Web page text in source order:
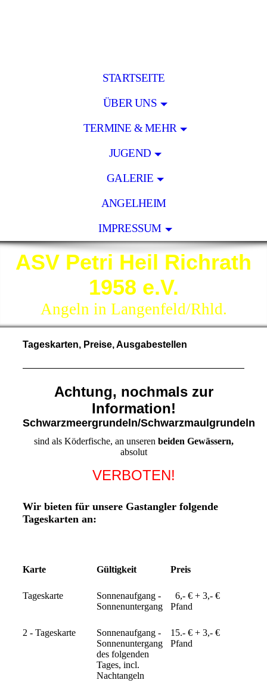
STARTSEITE
ÜBER UNS
TERMINE & MEHR
JUGEND
GALERIE
ANGELHEIM
IMPRESSUM
ASV Petri Heil Richrath
1958 e.V.
Angeln in Langenfeld/Rhld.
Tageskarten, Preise, Ausgabestellen
Achtung, nochmals zur
Information!
Schwarzmeergrundeln/Schwarzmaulgrundeln
sind als Köderfische, an unseren beiden Gewässern,
absolut
VERBOTEN!
Wir bieten für unsere Gastangler folgende
Tageskarten an:
Karte Gültigkeit Preis
Tageskarte
Sonnenaufgang -
Sonnenuntergang
6,- € + 3,- €
Pfand
2 - Tageskarte
Sonnenaufgang -
Sonnenuntergang
des folgenden
Tages, incl.
Nachtangeln
15.- € + 3,- €
Pfand